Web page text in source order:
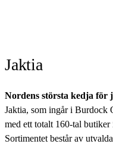
Jaktia
Nordens största kedja för
Jaktia, som ingår i Burdock
med ett totalt 160-tal
Sortimentet består av